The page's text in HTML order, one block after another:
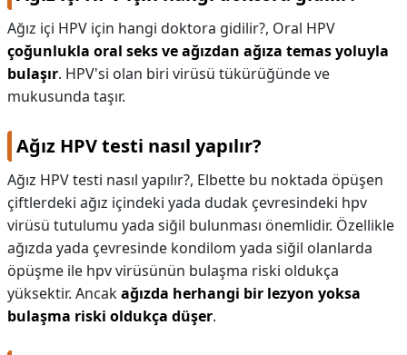
Ağız içi HPV için hangi doktora gidilir?, Oral HPV
çoğunlukla oral seks ve ağızdan ağıza temas yoluyla
bulaşır. HPV'si olan biri virüsü tükürüğünde ve
mukusunda taşır.
Ağız HPV testi nasıl yapılır?
Ağız HPV testi nasıl yapılır?, Elbette bu noktada öpüşen
çiftlerdeki ağız içindeki yada dudak çevresindeki hpv
virüsü tutulumu yada siğil bulunması önemlidir. Özellikle
ağızda yada çevresinde kondilom yada siğil olanlarda
öpüşme ile hpv virüsünün bulaşma riski oldukça
yüksektir. Ancakağızda herhangi bir lezyon yoksa
bulaşma riski oldukça düşer.